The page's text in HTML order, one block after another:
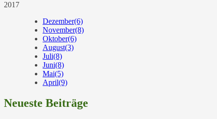
2017
Dezember(6)
November(8)
Oktober(6)
August(3)
Juli(8)
Juni(8)
Mai(5)
April(9)
Neueste Beiträge